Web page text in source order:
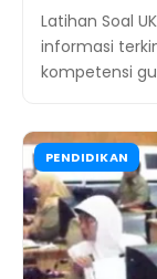
Latihan Soal
informasi
kompetensi
PENDIDIKAN